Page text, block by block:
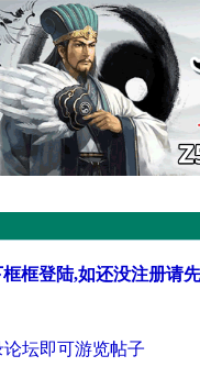
框登陆,如还没注册请
坛即可游览帖子